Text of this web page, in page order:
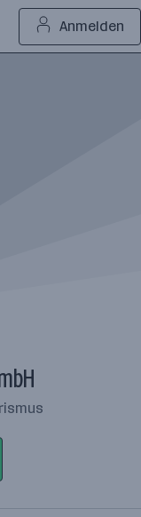
Anmelden